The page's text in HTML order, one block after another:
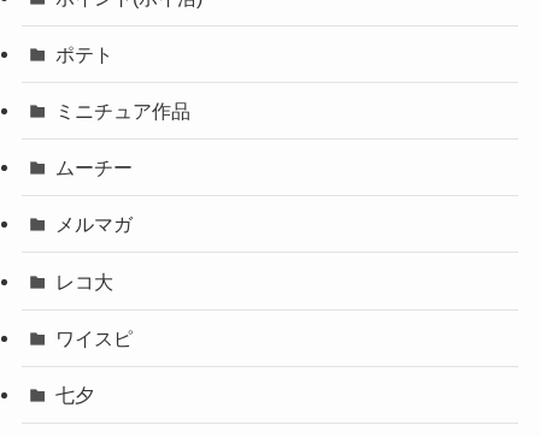
ポテト
ミニチュア作品
ムーチー
メルマガ
レコ大
ワイスピ
七夕